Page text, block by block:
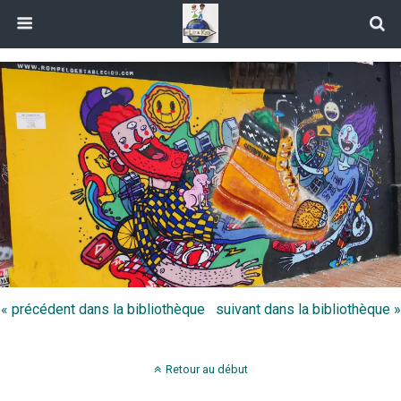
« précédent dans la bibliothèque suivant dans la bibliothèque »
Retour au début